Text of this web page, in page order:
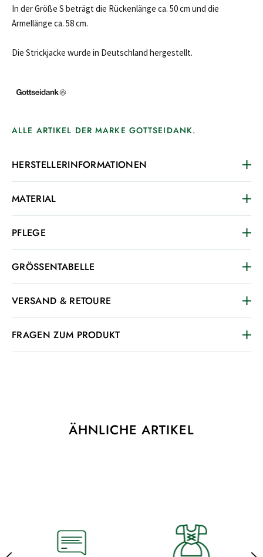
In der Größe S beträgt die Rückenlänge ca. 50 cm und die
Ärmellänge ca. 58 cm.
Die Strickjacke wurde in Deutschland hergestellt.
ALLE ARTIKEL DER MARKE GOTTSEIDANK.
HERSTELLERINFORMATIONEN
MATERIAL
PFLEGE
GRÖSSENTABELLE
VERSAND & RETOURE
FRAGEN ZUM PRODUKT
ÄHNLICHE ARTIKEL